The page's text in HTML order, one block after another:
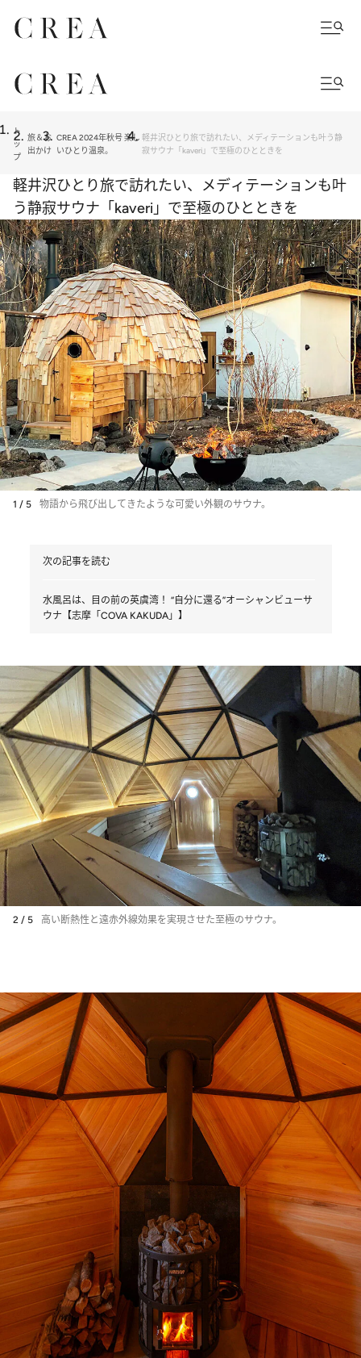
ト
ッ
プ
旅＆お
出かけ
CREA 2024年秋号 楽し
いひとり温泉。
軽井沢ひとり旅で訪れたい、メディテーションも叶う静
寂サウナ「kaveri」で至極のひとときを
軽井沢ひとり旅で訪れたい、メディテーションも叶
う静寂サウナ「kaveri」で至極のひとときを
1 / 5 物語から飛び出してきたような可愛い外観のサウナ。
次の記事を読む
水風呂は、目の前の英虞湾！ “自分に還る”オーシャンビューサ
ウナ【志摩「COVA KAKUDA」】
2 / 5 高い断熱性と遠赤外線効果を実現させた至極のサウナ。